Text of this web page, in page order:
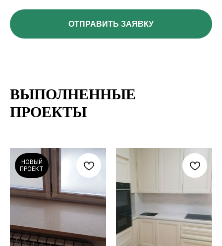
ОТПРАВИТЬ ЗАЯВКУ
ВЫПОЛНЕННЫЕ
ПРОЕКТЫ
НОВЫЙ
ПРОЕКТ